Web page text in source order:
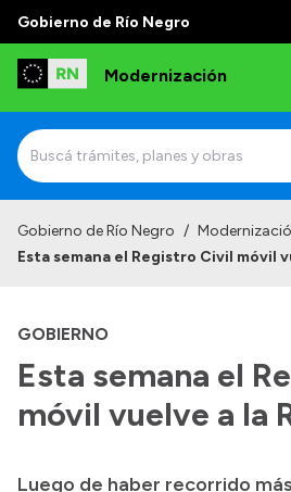
Gobierno de Río Negro
Modernización
Normativa
Transparencia
Gobierno de Río Negro /
Esta semana el Registro Civil móvil
GOBIERNO
Esta semana el
móvil vuelve a la
Luego de haber recorrido